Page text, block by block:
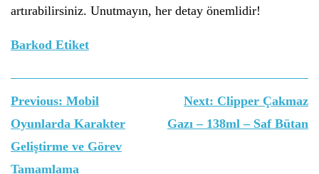
artırabilirsiniz. Unutmayın, her detay önemlidir!
⁠Barkod Etiket
Yazı
gezinmesi
Previous: Mobil
Oyunlarda Karakter
Geliştirme ve Görev
Tamamlama
Next: Clipper Çakmaz
Gazı – 138ml – Saf Bütan